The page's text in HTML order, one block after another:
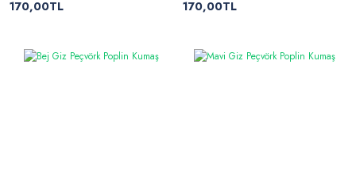
170,00TL 170,00TL